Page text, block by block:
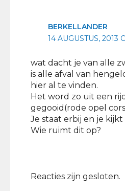
BERKELLANDER
14 AUGUSTUS, 2013
wat dacht je van alle
is alle afval van
hier al te vinden.
Het word zo uit een
gegooid(rode opel
Je staat erbij en je kijkt
Wie ruimt dit op?
Reacties zijn gesloten.